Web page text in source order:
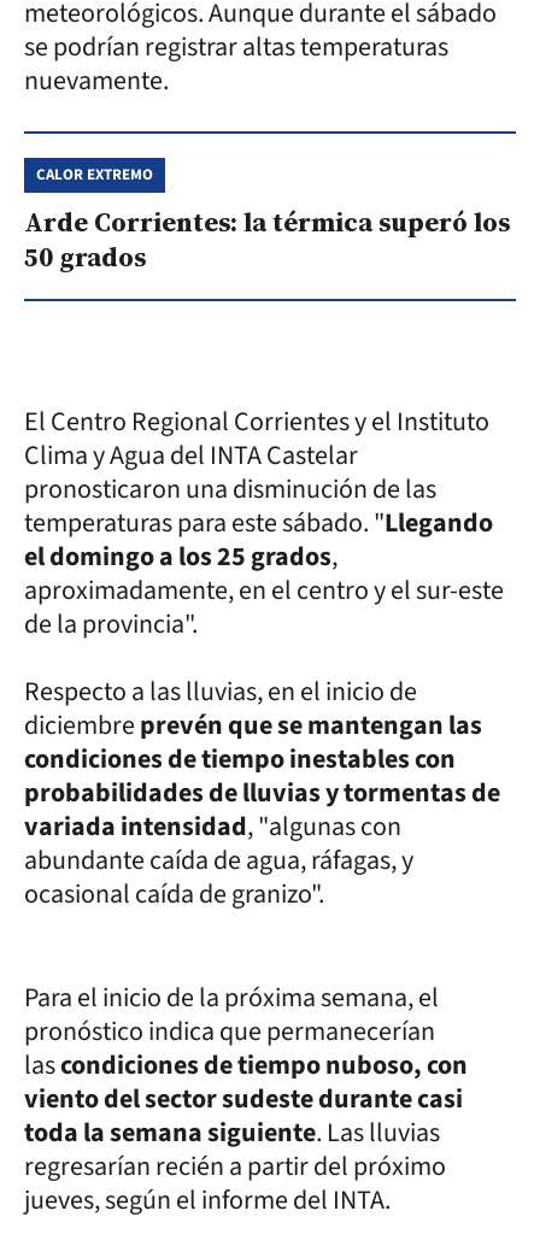
meteorológicos. Aunque durante el sábado
se podrían registrar altas temperaturas
nuevamente.
CALOR EXTREMO
Arde Corrientes: la térmica superó los
50 grados
El Centro Regional Corrientes y el Instituto
Clima y Agua del INTA Castelar
pronosticaron una disminución de las
temperaturas para este sábado. "Llegando
el domingo a los 25 grados,
aproximadamente, en el centro y el sur-este
de la provincia".
Respecto a las lluvias, en el inicio de
diciembreprevén que se mantengan las
condiciones de tiempo inestables con
probabilidades de lluvias y tormentas de
variada intensidad, "algunas con
abundante caída de agua, ráfagas, y
ocasional caída de granizo".
Para el inicio de la próxima semana, el
pronóstico indica que permanecerían
lascondiciones de tiempo nuboso, con
viento del sector sudeste durante casi
toda la semana siguiente. Las lluvias
regresarían recién a partir del próximo
jueves, según el informe del INTA.